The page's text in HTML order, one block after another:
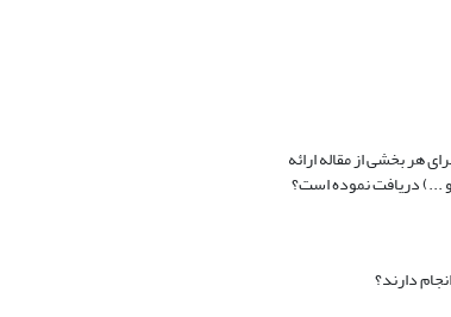
هر بخشی از مقاله ارائه
و ...) دریافت نموده است؟
دارند؟